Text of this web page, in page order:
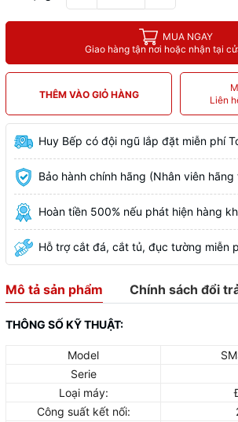
MUA NGAY
Giao hàng tận nơi hoặc nhận tại
THÊM VÀO GIỎ HÀNG
Liên
Huy Bếp có đội ngũ lắp đặt miễn phí
Bảo hành chính hãng (Nhân viên hãng
Hoàn tiền 500% nếu phát hiện hàng
Hỗ trợ cắt đá, cắt tủ, đục tường miễn
Mô tả sản phẩm Chính sách đổi
THÔNG SỐ KỸ THUẬT:
Model
Serie
Loại máy:
Công suất kết nối: